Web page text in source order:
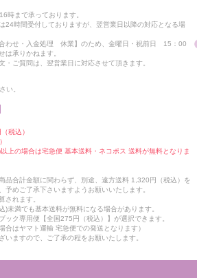
時まで承っております。
24時間受付しておりますが、翌営業日以降の対応となる場
わせ・入金処理 休業】のため、金曜日・祝前日 15：00
は承りかねます。
・ご質問は、翌営業日に対応させて頂きます。
い。
税込）
上の場合は宅急便 基本送料・ネコポス 送料が無料となりま
品合計金額に関わらず、別途、遠方送料 1,320円（税込）を
予めご了承下さいますようお願いいたします。
されます。
未満でも基本送料が無料になる場合があります。
ク専用便【全国275円（税込）】が選択できます。
合はヤマト運輸 宅急便での発送となります）
ますので、ご了承の程をお願いたします。